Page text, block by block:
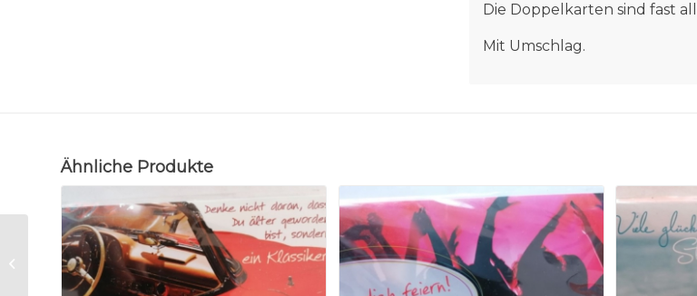
Die Doppelkarten sind fast
Mit Umschlag.
Ähnliche Produkte
Doppelkarte „Alles
Liebe zum
Geburtstag“